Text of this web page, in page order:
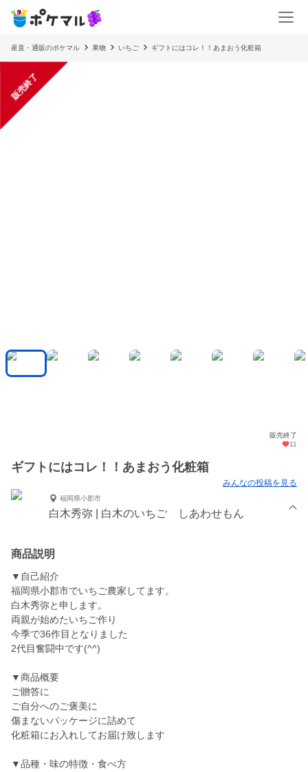
産直・通販のポケマル 果物 いちご ギフトにはコレ！！あまおう化粧箱
販売終了
販売終了
11
ギフトにはコレ！！あまおう化粧箱
みんなの投稿を見る
福岡県小郡市
白木秀弥 | 白木のいちご しあわせもん
商品説明
▼自己紹介
福岡県小郡市でいちご農家してます。
白木秀弥と申します。
両親が始めたいちご作り
今季で36作目となりました
2代目奮闘中です(^^)
▼商品概要
ご贈答に
ご自分へのご褒美に
傷まないパッケージに詰めて
化粧箱にお入れしてお届け致します
▼品種・味の特徴・食べ方